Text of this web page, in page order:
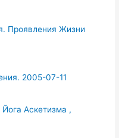
Проявления Жизни
2005-07-11
Аскетизма ,